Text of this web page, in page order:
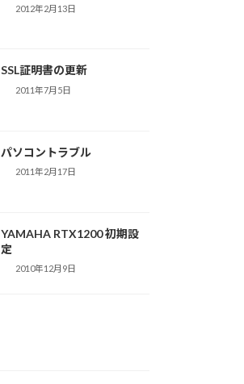
2012年2月13日
SSL証明書の更新
2011年7月5日
パソコントラブル
2011年2月17日
YAMAHA RTX1200 初期設
定
2010年12月9日